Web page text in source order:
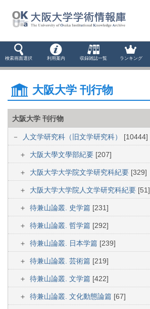
検索画面選択 利用案内 収録雑誌一覧 ランキング
大阪大学 刊行物
大阪大学 刊行物
人文学研究科（旧文学研究科） [10444]
大阪大學文學部紀要 [207]
大阪大学大学院文学研究科紀要 [329]
大阪大学大学院人文学研究科紀要 [51]
待兼山論叢. 史学篇 [231]
待兼山論叢. 哲学篇 [292]
待兼山論叢. 日本学篇 [239]
待兼山論叢. 芸術篇 [219]
待兼山論叢. 文学篇 [422]
待兼山論叢. 文化動態論篇 [67]